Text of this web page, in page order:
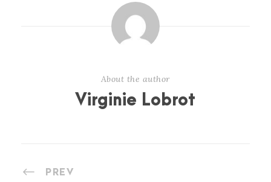
About the author
Virginie Lobrot
PREV